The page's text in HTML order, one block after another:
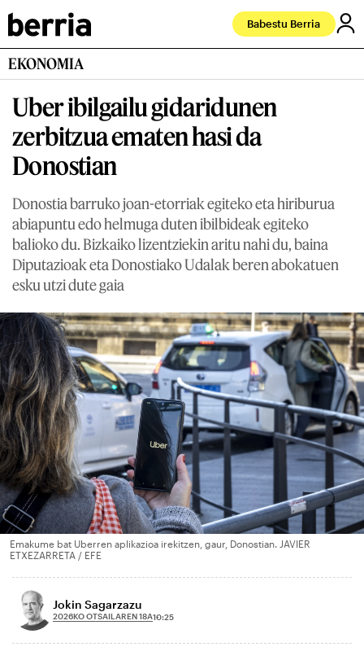
Babestu Berria
EKONOMIA
Uber ibilgailu gidaridunen
zerbitzua ematen hasi da
Donostian
Donostia barruko joan-etorriak egiteko eta hiriburua
abiapuntu edo helmuga duten ibilbideak egiteko
balioko du. Bizkaiko lizentziekin aritu nahi du, baina
Diputazioak eta Donostiako Udalak beren abokatuen
esku utzi dute gaia
Emakume bat Uberren aplikazioa irekitzen, gaur, Donostian. JAVIER
ETXEZARRETA / EFE
Jokin Sagarzazu
2026KO OTSAILAREN 18A10:25